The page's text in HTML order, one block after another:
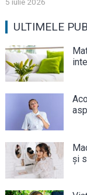
ULTIMELE
și